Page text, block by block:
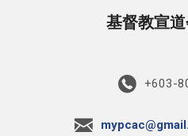
基督教宣
+603-